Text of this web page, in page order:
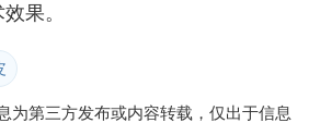
果。
为第三方发布或内容转载，仅出于信息